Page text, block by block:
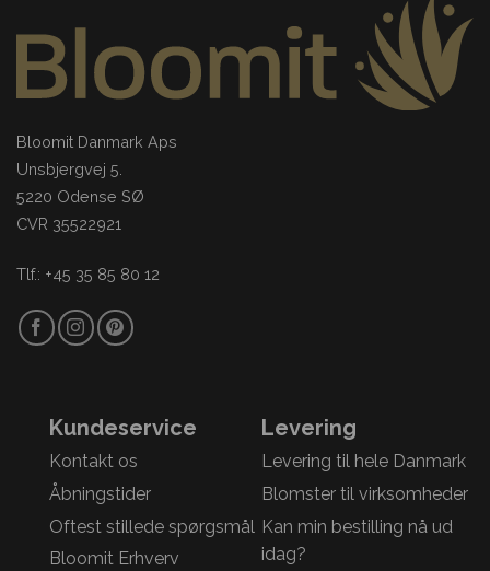
Bloomit Danmark Aps
Unsbjergvej 5.
5220 Odense SØ
CVR 35522921
Tlf.: +45 35 85 80 12
Kundeservice
Kontakt os
Åbningstider
Oftest stillede spørgsmål
Bloomit Erhverv
Levering
Levering til hele Danmark
Blomster til virksomheder
Kan min bestilling nå ud
idag?